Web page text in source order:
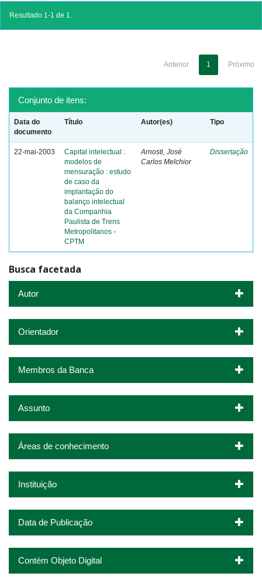
Resultado 1-1 de 1.
Anterior 1 Próximo
Conjunto de itens:
Data do
documento
Título Autor(es) Tipo
22-mai-2003
Capital intelectual :
modelos de
mensuração : estudo
de caso da
implantação do
balanço intelectual
da Companhia
Paulista de Trens
Metropolitanos -
CPTM
Arnosti, José
Carlos Melchior
Dissertação
Busca facetada
Autor
Orientador
Membros da Banca
Assunto
Áreas de conhecimento
Instituição
Data de Publicação
Contém Objeto Digital